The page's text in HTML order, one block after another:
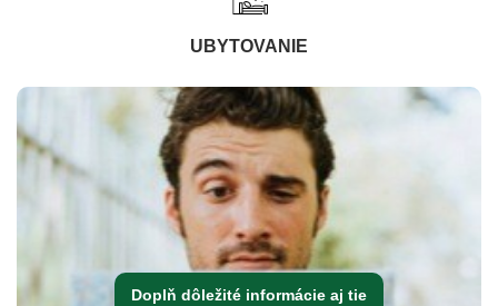
UBYTOVANIE
Doplň dôležité informácie aj tie